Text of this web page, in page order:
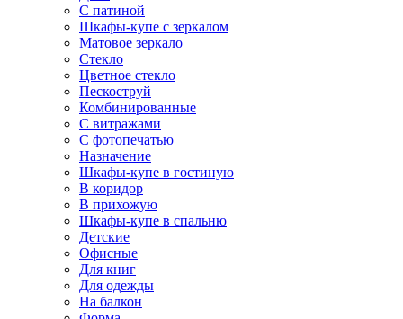
С патиной
Шкафы-купе с зеркалом
Матовое зеркало
Стекло
Цветное стекло
Пескоструй
Комбинированные
С витражами
С фотопечатью
Назначение
Шкафы-купе в гостиную
В коридор
В прихожую
Шкафы-купе в спальню
Детские
Офисные
Для книг
Для одежды
На балкон